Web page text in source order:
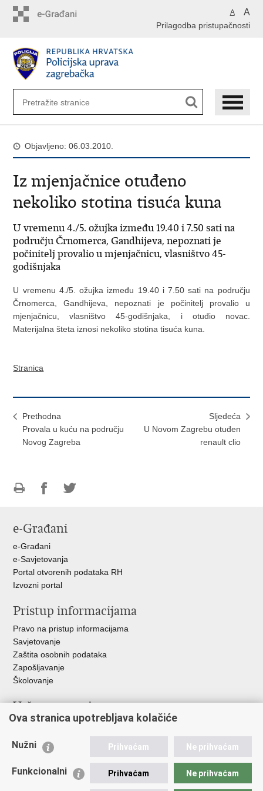
A A
Prilagodba pristupačnosti
Objavljeno: 06.03.2010.
Iz mjenjačnice otuđeno
nekoliko stotina tisuća kuna
U vremenu 4./5. ožujka između 19.40 i 7.50 sati na
području Črnomerca, Gandhijeva, nepoznati je
počinitelj provalio u mjenjačnicu, vlasništvo 45-
godišnjaka
U vremenu 4./5. ožujka između 19.40 i 7.50 sati na području
Črnomerca, Gandhijeva, nepoznati je počinitelj provalio u
mjenjačnicu, vlasništvo 45-godišnjaka, i otuđio novac.
Materijalna šteta iznosi nekoliko stotina tisuća kuna.
Stranica
Prethodna
Provala u kuću na području
Novog Zagreba
Sljedeća
U Novom Zagrebu otuđen
renault clio
FacebookuTwitteru
e-Građani
e-Građani
e-Savjetovanja
Portal otvorenih podataka RH
Izvozni portal
Pristup informacijama
Pravo na pristup informacijama
Savjetovanje
Zaštita osobnih podataka
Zapošljavanje
Školovanje
Važne poveznice
Ministarstvo unutarnjih poslova
Udruge
Policijska akademija
Ova stranica upotrebljava kolačiće
Nužni Prihvaćam Ne prihvaćam
Funkcionalni Prihvaćam Ne prihvaćam